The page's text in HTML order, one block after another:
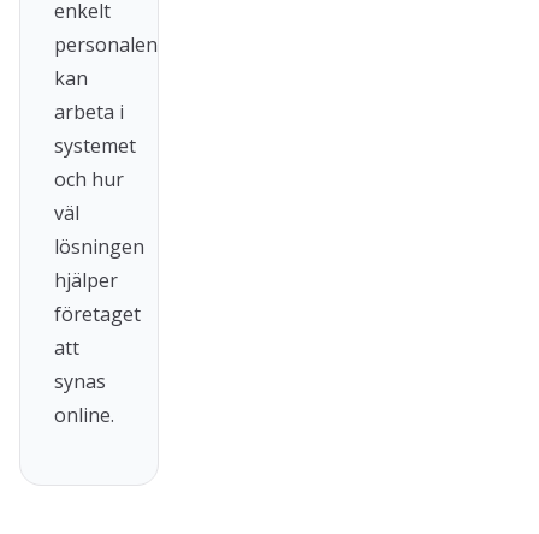
enkelt
personalen
kan
arbeta i
systemet
och hur
väl
lösningen
hjälper
företaget
att
synas
online.